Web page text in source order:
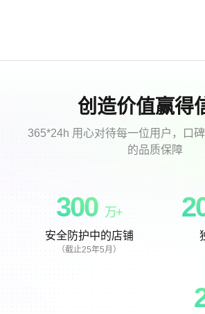
创造价值赢得
365*24h 用心对待每一位用户，口
的品质保障
300 万+
安全防护中的店铺
（截止25年5月）